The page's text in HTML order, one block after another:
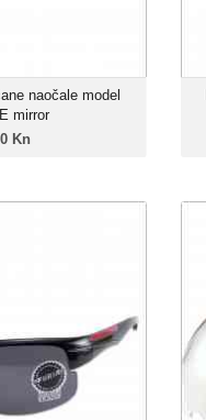
naočale model
mirror
Kn
naočale model
Unisex model
Linija: Furia X-Sport
Grilamid TR-90
Trivex Polarizirane
Zatamnjenje: 85%